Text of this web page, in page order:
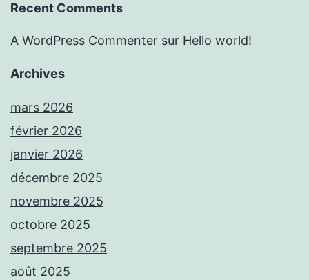
Recent Comments
A WordPress Commenter sur Hello world!
Archives
mars 2026
février 2026
janvier 2026
décembre 2025
novembre 2025
octobre 2025
septembre 2025
août 2025